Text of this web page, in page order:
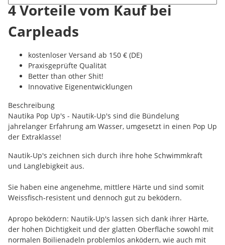
4 Vorteile vom Kauf bei
Carpleads
kostenloser Versand ab 150 € (DE)
Praxisgeprüfte Qualität
Better than other Shit!
Innovative Eigenentwicklungen
Beschreibung
Nautika Pop Up's - Nautik-Up's sind die Bündelung
jahrelanger Erfahrung am Wasser, umgesetzt in einen Pop Up
der Extraklasse!
Nautik-Up's zeichnen sich durch ihre hohe Schwimmkraft
und Langlebigkeit aus.
Sie haben eine angenehme, mittlere Härte und sind somit
Weissfisch-resistent und dennoch gut zu beködern.
Apropo beködern: Nautik-Up's lassen sich dank ihrer Härte,
der hohen Dichtigkeit und der glatten Oberfläche sowohl mit
normalen Boilienadeln problemlos anködern, wie auch mit